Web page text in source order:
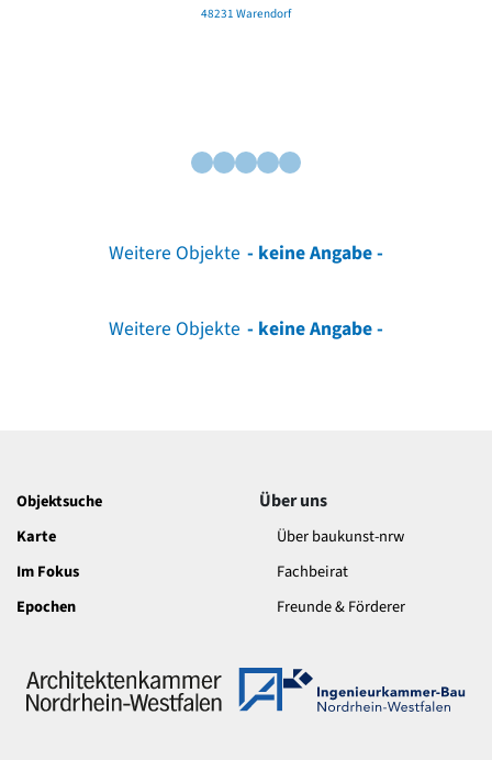
48231 Warendorf
Weitere Objekte - keine Angabe -
Weitere Objekte - keine Angabe -
Objektsuche
Karte
Im Fokus
Epochen
Über uns
Über baukunst-nrw
Fachbeirat
Freunde & Förderer